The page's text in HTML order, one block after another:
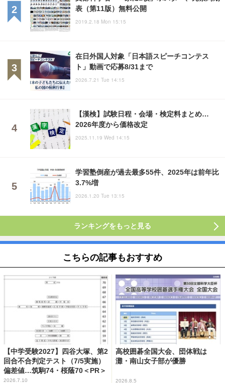
表（第11版）無料公開
2019.2.18 Mon 15:15
在日外国人対象「日本語スピーチコンテス
ト」動画で応募8/31まで
2026.7.21 Tue 14:15
【漢検】試験日程・会場・検定料まとめ…
2026年度から価格改定
2025.11.19 Wed 14:15
学習塾倒産が過去最多55件、2025年は前年比
3.7%増
2026.1.20 Tue 13:15
ランキングをもっと見る
こちらの記事もおすすめ
【中学受験2027】四谷大塚、第2
回合不合判定テスト（7/5実施）
偏差値…筑駒74・桜蔭70＜PR＞
2026.7.10
高校囲碁全国大会、団体戦は
灘・南山女子部が優勝
2026.8.5